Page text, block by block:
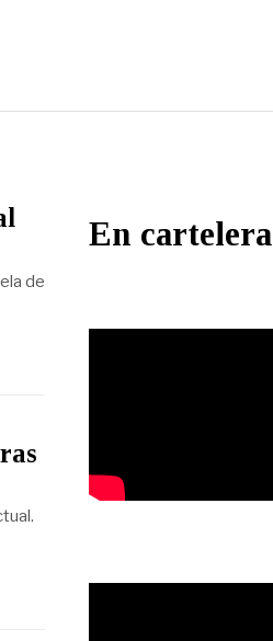
de
En cartelera